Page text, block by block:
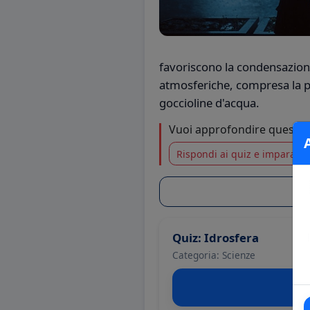
favoriscono la
atmosferiche, compresa la
goccioline d'acqua.
Vuoi approfondire questo
Rispondi ai quiz e impara di
Quiz: Idrosfera
Categoria: Scienze